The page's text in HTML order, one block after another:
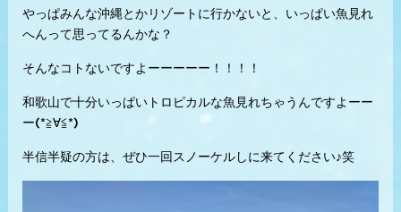
やっぱみんな沖縄とかリゾートに行かないと、いっぱい魚見れ
へんって思ってるんかな？
そんなコトないですよーーーーー！！！！
和歌山で十分いっぱいトロピカルな魚見れちゃうんですよーー
ー(*≧∀≦*)
半信半疑の方は、ぜひ一回スノーケルしに来てください♪笑